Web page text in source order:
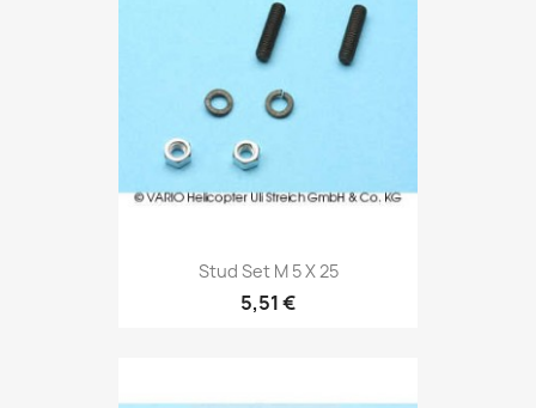
Stud Set M 5 X 25
5,51 €